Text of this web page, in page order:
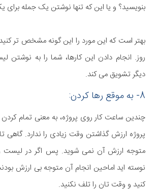
بنویسید؟ و یا این که تنها نوشتن یک جمله
روز. انجام دادن این کارها، شما را به نوشتن
دیگر تشویق می کند.
8- به موقع رها کردن:
چندین ساعت کار روی پروژه، به معنی تمام
پروژه ارزش گذاشتن وقت زیادی را ندارد. گاهی
متوجه ارزش آن نمی شوید. پس اگر در لیست
نوسته اید اماحین انجام آن متوجه بی ارزش
کنید و وقت تان را تلف نکنید.